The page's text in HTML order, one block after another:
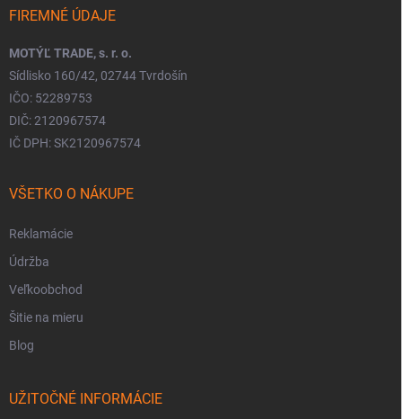
FIREMNÉ ÚDAJE
MOTÝĽ TRADE, s. r. o.
Sídlisko 160/42, 02744 Tvrdošín
IČO: 52289753
DIČ: 2120967574
IČ DPH: SK2120967574
VŠETKO O NÁKUPE
Reklamácie
Údržba
Veľkoobchod
Šitie na mieru
Blog
UŽITOČNÉ INFORMÁCIE